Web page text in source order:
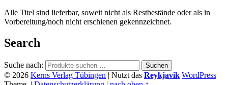
Alle Titel sind lieferbar, soweit nicht als Restbestände oder als in
Vorbereitung/noch nicht erschienen gekennzeichnet.
Search
Suche nach: Suchen
© 2026 Kerns Verlag Tübingen | Nutzt das Reykjavik WordPress